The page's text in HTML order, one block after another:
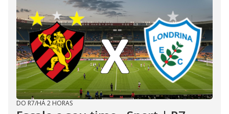
DO R7/HÁ 2 HORAS